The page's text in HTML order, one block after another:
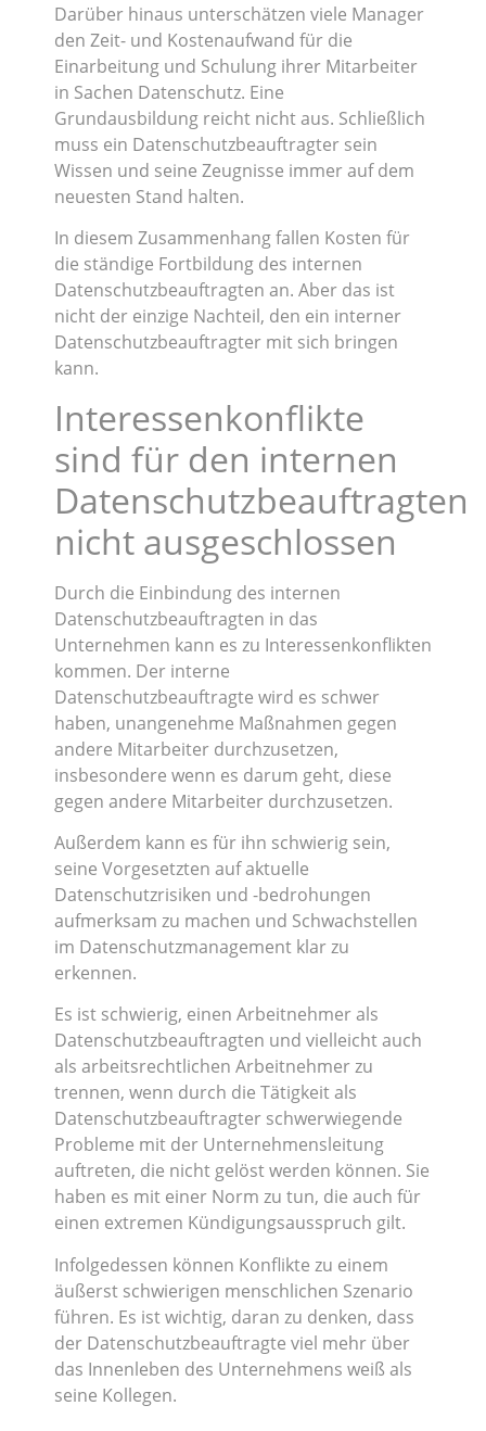
Darüber hinaus unterschätzen viele Manager
den Zeit- und Kostenaufwand für die
Einarbeitung und Schulung ihrer Mitarbeiter
in Sachen Datenschutz. Eine
Grundausbildung reicht nicht aus. Schließlich
muss ein Datenschutzbeauftragter sein
Wissen und seine Zeugnisse immer auf dem
neuesten Stand halten.
In diesem Zusammenhang fallen Kosten für
die ständige Fortbildung des internen
Datenschutzbeauftragten an. Aber das ist
nicht der einzige Nachteil, den ein interner
Datenschutzbeauftragter mit sich bringen
kann.
Interessenkonflikte
sind für den internen
Datenschutzbeauftragten
nicht ausgeschlossen
Durch die Einbindung des internen
Datenschutzbeauftragten in das
Unternehmen kann es zu Interessenkonflikten
kommen. Der interne
Datenschutzbeauftragte wird es schwer
haben, unangenehme Maßnahmen gegen
andere Mitarbeiter durchzusetzen,
insbesondere wenn es darum geht, diese
gegen andere Mitarbeiter durchzusetzen.
Außerdem kann es für ihn schwierig sein,
seine Vorgesetzten auf aktuelle
Datenschutzrisiken und -bedrohungen
aufmerksam zu machen und Schwachstellen
im Datenschutzmanagement klar zu
erkennen.
Es ist schwierig, einen Arbeitnehmer als
Datenschutzbeauftragten und vielleicht auch
als arbeitsrechtlichen Arbeitnehmer zu
trennen, wenn durch die Tätigkeit als
Datenschutzbeauftragter schwerwiegende
Probleme mit der Unternehmensleitung
auftreten, die nicht gelöst werden können. Sie
haben es mit einer Norm zu tun, die auch für
einen extremen Kündigungsausspruch gilt.
Infolgedessen können Konflikte zu einem
äußerst schwierigen menschlichen Szenario
führen. Es ist wichtig, daran zu denken, dass
der Datenschutzbeauftragte viel mehr über
das Innenleben des Unternehmens weiß als
seine Kollegen.